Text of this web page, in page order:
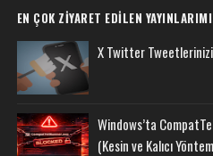
EN ÇOK ZIYARET EDILEN
X Twitter
Windows’ta
(Kesin ve Kalıcı